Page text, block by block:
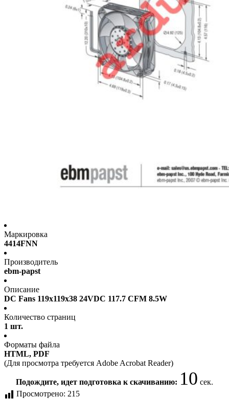
Маркировка
4414FNN
Производитель
ebm-papst
Описание
DC Fans 119x119x38 24VDC 117.7 CFM 8.5W
Количество страниц
1 шт.
Форматы файла
HTML, PDF
(Для просмотра требуется Adobe Acrobat Reader)
Подождите, идет подготовка к скачиванию:9сек.
Просмотрено: 215